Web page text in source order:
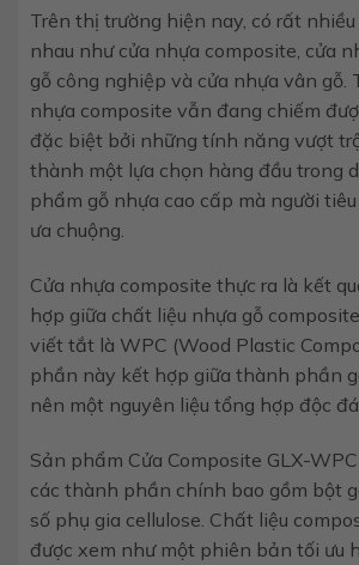
Trên thị trường hiện nay, có rất
nhau như cửa nhựa composite, cửa
gỗ công nghiệp và cửa nhựa vân gỗ.
nhựa composite vẫn đang chiếm
đặc biệt bởi những tính năng vượt
thành một lựa chọn hàng đầu trong
phẩm gỗ nhựa cao cấp mà người
ưa chuộng.
Cửa nhựa composite thực ra là kết
hợp giữa chất liệu nhựa gỗ
viết tắt là WPC (Wood Plastic
phần này kết hợp giữa thành phần
nên một nguyên liệu tổng hợp độc
Sản phẩm Cửa Composite GLX-
các thành phần chính bao gồm bột
số phụ gia cellulose. Chất liệu
được xem như một phiên bản tối ưu